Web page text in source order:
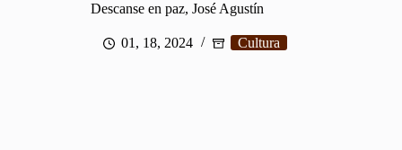
Descanse en paz, José Agustín
01, 18, 2024 Cultura